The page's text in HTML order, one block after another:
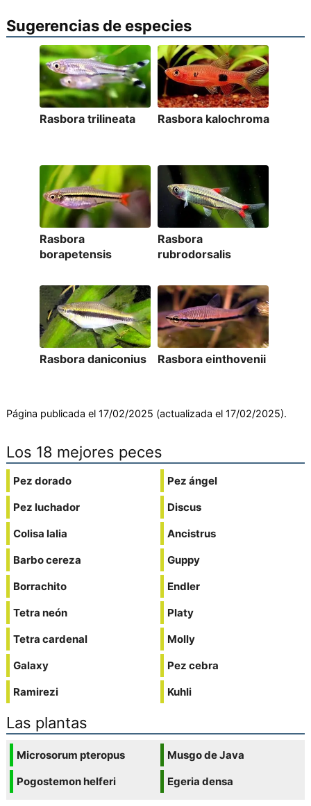
Sugerencias de especies
Rasbora trilineata Rasbora kalochroma
Rasbora
borapetensis
Rasbora
rubrodorsalis
Rasbora daniconius Rasbora einthovenii
Página publicada el 17/02/2025 (actualizada el 17/02/2025).
Los 18 mejores peces
Pez dorado
Pez luchador
Colisa lalia
Barbo cereza
Borrachito
Tetra neón
Tetra cardenal
Galaxy
Ramirezi
Pez ángel
Discus
Ancistrus
Guppy
Endler
Platy
Molly
Pez cebra
Kuhli
Las plantas
Microsorum pteropus
Pogostemon helferi
Musgo de Java
Egeria densa